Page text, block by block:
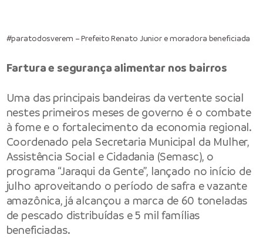
#paratodosverem – Prefeito Renato Junior e moradora beneficiada
Fartura e segurança alimentar nos bairros
Uma das principais bandeiras da vertente social
nestes primeiros meses de governo é o combate
à fome e o fortalecimento da economia regional.
Coordenado pela Secretaria Municipal da Mulher,
Assistência Social e Cidadania (Semasc), o
programa “Jaraqui da Gente”, lançado no início de
julho aproveitando o período de safra e vazante
amazônica, já alcançou a marca de 60 toneladas
de pescado distribuídas e 5 mil famílias
beneficiadas.